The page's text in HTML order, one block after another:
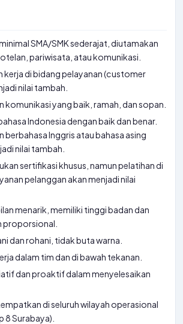
SMA/SMK sederajat, diutamakan
pariwisata, atau komunikasi.
kerja di bidang pelayanan (customer
nilai tambah.
komunikasi yang baik, ramah, dan sopan.
Indonesia dengan baik dan benar.
berbahasa Inggris atau bahasa asing
nilai tambah.
sertifikasi khusus, namun pelatihan di
pelanggan akan menjadi nilai
menarik, memiliki tinggi badan dan
proporsional.
dan rohani, tidak buta warna.
dalam tim dan di bawah tekanan.
dan proaktif dalam menyelesaikan
di seluruh wilayah operasional
8 Surabaya).